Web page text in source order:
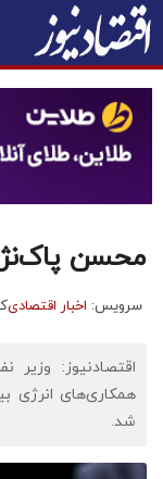
محسن
سرویس: اخبار اقتصادی
اقتصادنیوز:
همکاری‌های انرژی
شد.